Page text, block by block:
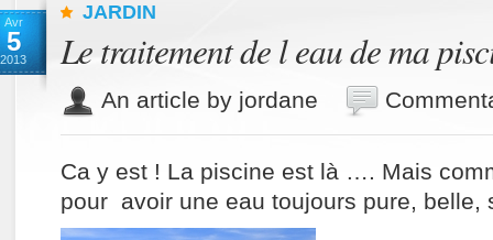
Avr
5
2013
JARDIN
Le traitement de l eau de ma
An article by jordane
Ca y est ! La piscine est là …. Mais
pour avoir une eau toujours pure, belle,